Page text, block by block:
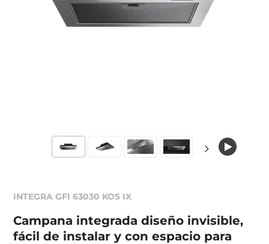
INTEGRA GFI 63030 KOS IX
Campana integrada diseño invisible,
fácil de instalar y con espacio para